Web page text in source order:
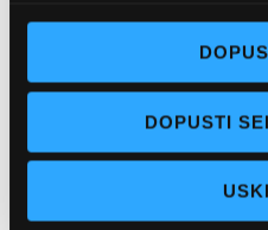
DOPUSTI
OPTIKA
+385-